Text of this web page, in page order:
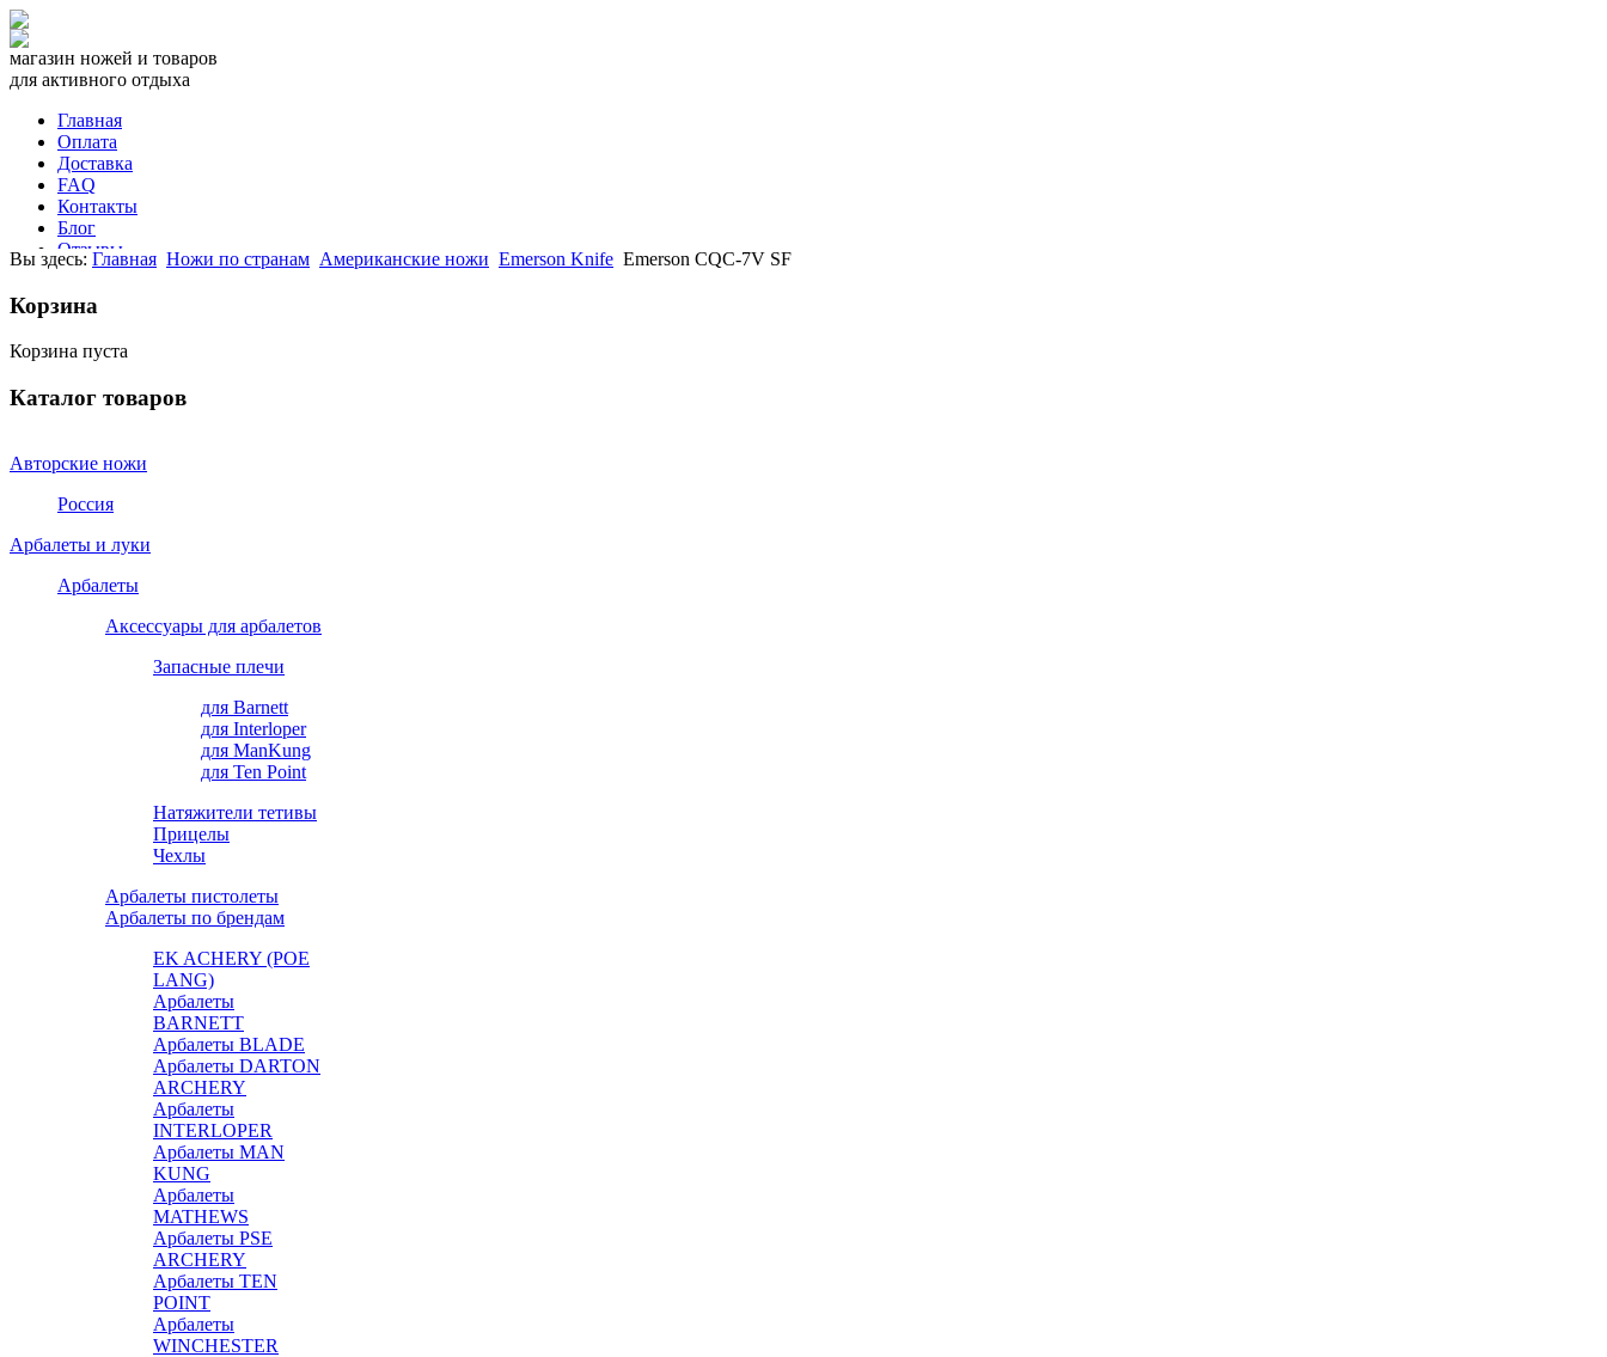
магазин ножей и товаров
для активного отдыха
Главная
Оплата
Доставка
FAQ
Контакты
Блог
Отзывы
СПРАВОЧНИК
звоните прямо сейчас
или напишите нам
Вы здесь: Главная Ножи по странам Американские ножи Emerson Knife Emerson CQC-7V SF
Корзина
Корзина пуста
Каталог товаров
Авторские ножи
Россия
Арбалеты и луки
Арбалеты
Аксессуары для арбалетов
Запасные плечи
для Barnett
для Interloper
для ManKung
для Ten Point
Натяжители тетивы
Прицелы
Чехлы
Арбалеты пистолеты
Арбалеты по брендам
EK ACHERY (POE
LANG)
Арбалеты
BARNETT
Арбалеты BLADE
Арбалеты DARTON
ARCHERY
Арбалеты
INTERLOPER
Арбалеты MAN
KUNG
Арбалеты
MATHEWS
Арбалеты PSE
ARCHERY
Арбалеты TEN
POINT
Арбалеты
WINCHESTER